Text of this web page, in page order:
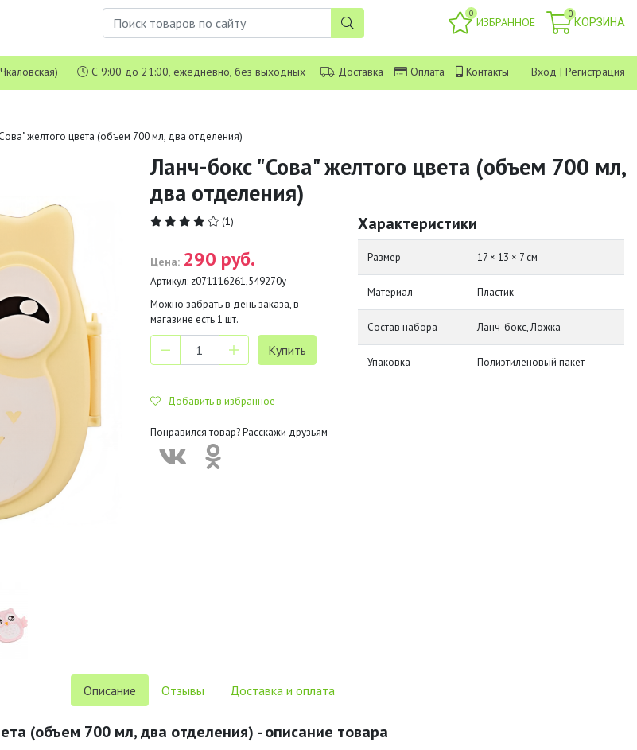
0
ИЗБРАННОЕ
0
КОРЗИНА
Чкаловская) С 9:00 до 21:00, ежедневно, без выходных Доставка Оплата Контакты Вход | Регистрация
желтого цвета (объем 700 мл, два отделения)
Ланч-бокс "Сова" желтого цвета (объем 700 мл,
два отделения)
(1)
Цена: 290 руб.
Артикул: z071116261,549270y
Можно забрать в день заказа, в
магазине есть1 шт.
Добавить в избранное
Понравился товар? Расскажи друзьям
Характеристики
Размер 17 × 13 × 7 см
Материал Пластик
Состав набора Ланч-бокс, Ложка
Упаковка Полиэтиленовый пакет
Описание Отзывы Доставка и оплата
(объем 700 мл, два отделения) - описание товара